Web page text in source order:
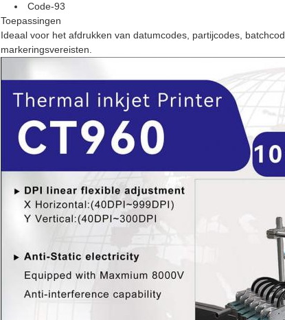
Code-93
Toepassingen
Ideaal voor het afdrukken van datumcodes, partijcodes,
markeringsvereisten.